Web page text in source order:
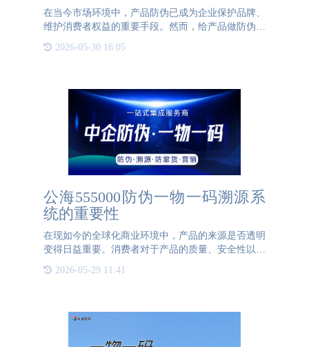
在当今市场环境中，产品防伪已成为企业保护品牌、
维护消费者权益的重要手段。然而，给产品做防伪并
划。首先，企业需要明确防伪需求，即为哪种产品做
2026-05-30 16:05
公海555000防伪一物一码溯源系
统的重要性
在现如今的全球化商业环境中，产品的来源是否透明
变得日益重要。消费者对于产品的质量、安全性以及
些要求纷纷投入到构建防伪溯源系统中。而公海
2026-05-29 11:41